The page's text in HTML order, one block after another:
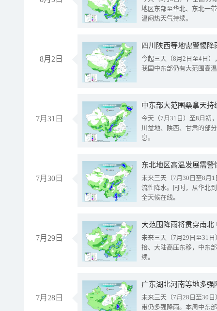
地区东部至华北、东北一
温闷热天气持续。
8月2日
今起三天（8月2日至4日
我国中东部仍有大范围高
7月31日
中东部大范围桑拿天
今天（7月31日）至8月初
川盆地、陕西、甘肃的部
息。
7月30日
东北地区高温发展需
未来三天（7月30日至8月
流性降水。同时，从华北
全天候在线。
7月29日
大范围降雨将贯穿南
未来三天（7月29日至31
抬、大陆高压东移，中东
续。
7月28日
广东湖北河南等地多
未来三天（7月28日至30
带仍多强降雨。本周中东